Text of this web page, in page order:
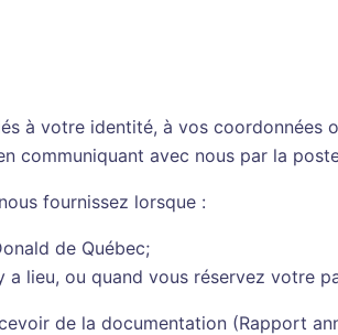
à votre identité, à vos coordonnées
communiquant avec nous par la
fournissez lorsque :
de Québec;
a lieu, ou quand vous réservez votre
de la documentation (Rapport